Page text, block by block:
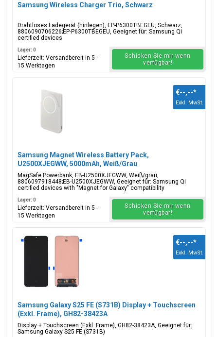
Samsung Wireless Charger Trio, Schwarz
Drahtloses Ladegerät (hinlegen), EP-P6300TBEGEU, Schwarz,
8806090706226;EP-P6300TBEGEU, Geeignet für: Samsung Qi
certified devices
Lager: 0
Lieferzeit: Versandbereit in 5 -
15 Werktagen
Schicken Sie mir wenn
verfügbar!
Samsung Magnet Wireless Battery Pack,
U2500XJEGWW, 5000mAh, Weiß/Grau
MagSafe Powerbank, EB-U2500XJEGWW, Weiß/grau,
8806097918448;EB-U2500XJEGWW, Geeignet für: Samsung Qi
certified devices with "Magnet for Galaxy" compatibility
€--,--*
Exkl. MwSt.
Lager: 0
Lieferzeit: Versandbereit in 5 -
15 Werktagen
Schicken Sie mir wenn
verfügbar!
Samsung Galaxy S25 FE (S731B) Display + Touchscreen
(Exkl. Frame), GH82-38423A
Display + Touchscreen (Exkl. Frame), GH82-38423A, Geeignet für:
Samsung Galaxy S25 FE (S731B)
€--,--*
Exkl. MwSt.